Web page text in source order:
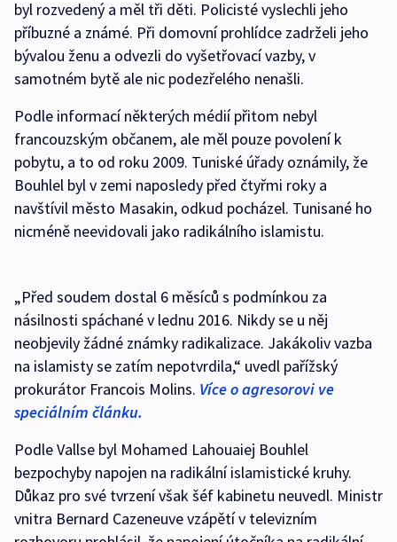
byl rozvedený a měl tři děti. Policisté vyslechli jeho
příbuzné a známé. Při domovní prohlídce zadrželi jeho
bývalou ženu a odvezli do vyšetřovací vazby, v
samotném bytě ale nic podezřelého nenašli.
Podle informací některých médií přitom nebyl
francouzským občanem, ale měl pouze povolení k
pobytu, a to od roku 2009. Tuniské úřady oznámily, že
Bouhlel byl v zemi naposledy před čtyřmi roky a
navštívil město Masakin, odkud pocházel. Tunisané ho
nicméně neevidovali jako radikálního islamistu.
„Před soudem dostal 6 měsíců s podmínkou za
násilnosti spáchané v lednu 2016. Nikdy se u něj
neobjevily žádné známky radikalizace. Jakákoliv vazba
na islamisty se zatím nepotvrdila,“ uvedl pařížský
prokurátor Francois Molins. Více o agresorovi ve
speciálním článku.
Podle Vallse byl Mohamed Lahouaiej Bouhlel
bezpochyby napojen na radikální islamistické kruhy.
Důkaz pro své tvrzení však šéf kabinetu neuvedl. Ministr
vnitra Bernard Cazeneuve vzápětí v televizním